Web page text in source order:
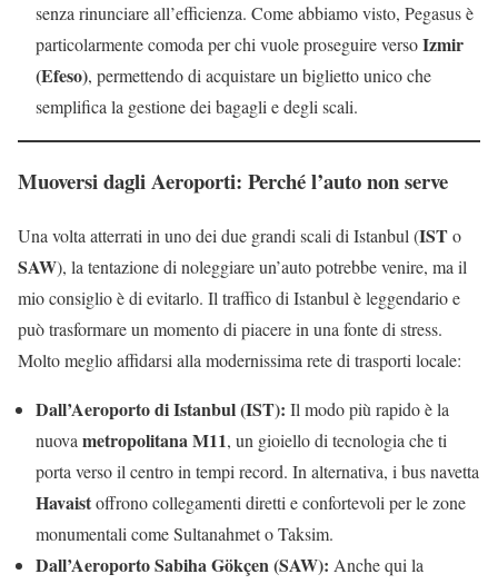
senza rinunciare all’efficienza. Come abbiamo visto, Pegasus è
particolarmente comoda per chi vuole proseguire versoIzmir
(Efeso), permettendo di acquistare un biglietto unico che
semplifica la gestione dei bagagli e degli scali.
Muoversi dagli Aeroporti: Perché l’auto non serve
Una volta atterrati in uno dei due grandi scali di Istanbul (ISTo
SAW), la tentazione di noleggiare un’auto potrebbe venire, ma il
mio consiglio è di evitarlo. Il traffico di Istanbul è leggendario e
può trasformare un momento di piacere in una fonte di stress.
Molto meglio affidarsi alla modernissima rete di trasporti locale:
Dall’Aeroporto di Istanbul (IST): Il modo più rapido è la
nuova metropolitana M11, un gioiello di tecnologia che ti
porta verso il centro in tempi record. In alternativa, i bus navetta
Havaistoffrono collegamenti diretti e confortevoli per le zone
monumentali come Sultanahmet o Taksim.
Dall’Aeroporto Sabiha Gökçen (SAW): Anche qui la